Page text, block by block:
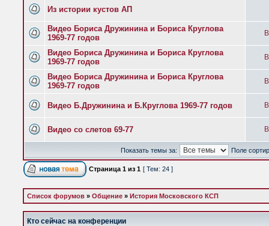
Из истории кустов АП
Видео Бориса Дружинина и Бориса Круглова
1969-77 годов
Видео Бориса Дружинина и Бориса Круглова
1969-77 годов
Видео Бориса Дружинина и Бориса Круглова
1969-77 годов
Видео Б.Дружинина и Б.Круглова 1969-77 годов
Видео со слетов 69-77
Показать темы за: Поле
Страница 1 из 1 [ Тем: 24 ]
Список форумов » Общение » История Московского КСП
Кто сейчас на конференции